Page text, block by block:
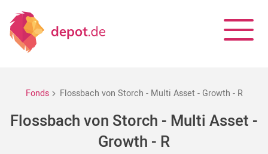
Fonds Flossbach von Storch - Multi Asset - Growth - R
Flossbach von Storch - Multi Asset -
Growth - R